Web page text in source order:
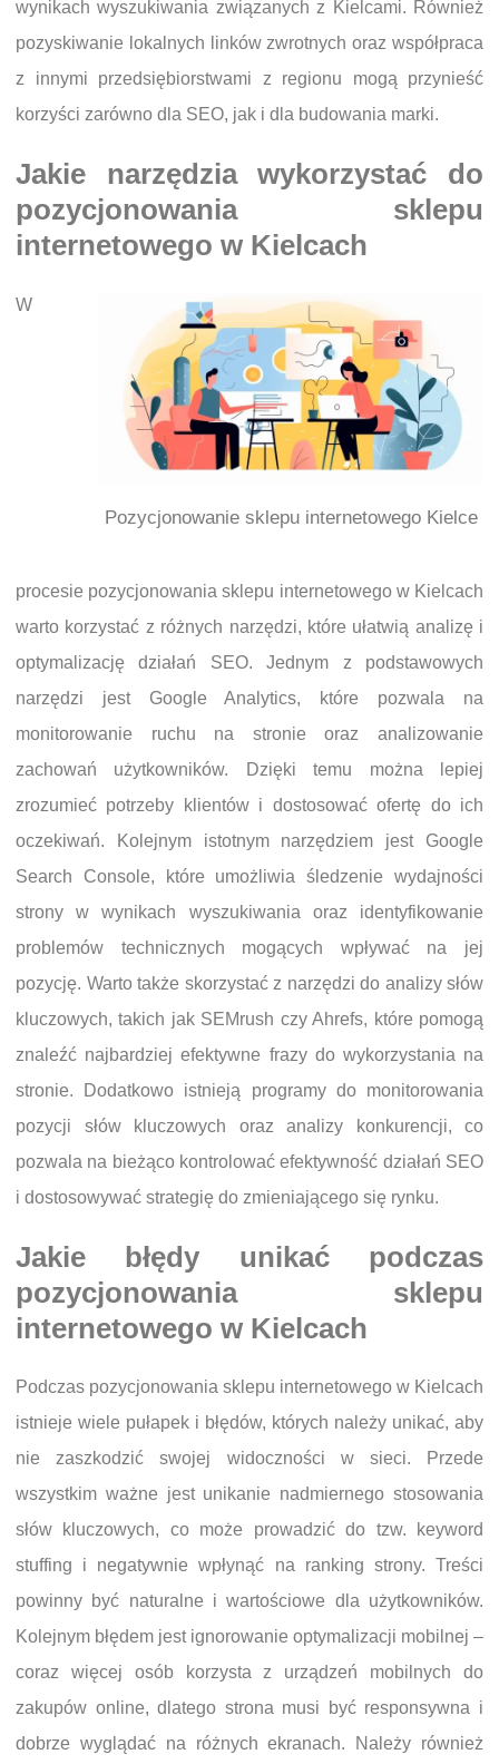
wynikach wyszukiwania związanych z Kielcami. Również
pozyskiwanie lokalnych linków zwrotnych oraz współpraca
z innymi przedsiębiorstwami z regionu mogą przynieść
korzyści zarówno dla SEO, jak i dla budowania marki.
Jakie narzędzia wykorzystać do
pozycjonowania sklepu
internetowego w Kielcach
Pozycjonowanie sklepu internetowego Kielce
W
procesie pozycjonowania sklepu internetowego w Kielcach
warto korzystać z różnych narzędzi, które ułatwią analizę i
optymalizację działań SEO. Jednym z podstawowych
narzędzi jest Google Analytics, które pozwala na
monitorowanie ruchu na stronie oraz analizowanie
zachowań użytkowników. Dzięki temu można lepiej
zrozumieć potrzeby klientów i dostosować ofertę do ich
oczekiwań. Kolejnym istotnym narzędziem jest Google
Search Console, które umożliwia śledzenie wydajności
strony w wynikach wyszukiwania oraz identyfikowanie
problemów technicznych mogących wpływać na jej
pozycję. Warto także skorzystać z narzędzi do analizy słów
kluczowych, takich jak SEMrush czy Ahrefs, które pomogą
znaleźć najbardziej efektywne frazy do wykorzystania na
stronie. Dodatkowo istnieją programy do monitorowania
pozycji słów kluczowych oraz analizy konkurencji, co
pozwala na bieżąco kontrolować efektywność działań SEO
i dostosowywać strategię do zmieniającego się rynku.
Jakie błędy unikać podczas
pozycjonowania sklepu
internetowego w Kielcach
Podczas pozycjonowania sklepu internetowego w Kielcach
istnieje wiele pułapek i błędów, których należy unikać, aby
nie zaszkodzić swojej widoczności w sieci. Przede
wszystkim ważne jest unikanie nadmiernego stosowania
słów kluczowych, co może prowadzić do tzw. keyword
stuffing i negatywnie wpłynąć na ranking strony. Treści
powinny być naturalne i wartościowe dla użytkowników.
Kolejnym błędem jest ignorowanie optymalizacji mobilnej –
coraz więcej osób korzysta z urządzeń mobilnych do
zakupów online, dlatego strona musi być responsywna i
dobrze wyglądać na różnych ekranach. Należy również